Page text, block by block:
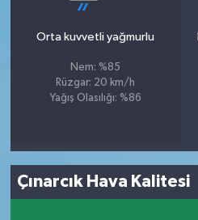
Orta kuvvetli yağmurlu
Nem: %85
Rüzgar: 20 km/h
Yağış Olasılığı: %86
Çınarcık Hava Kalitesi